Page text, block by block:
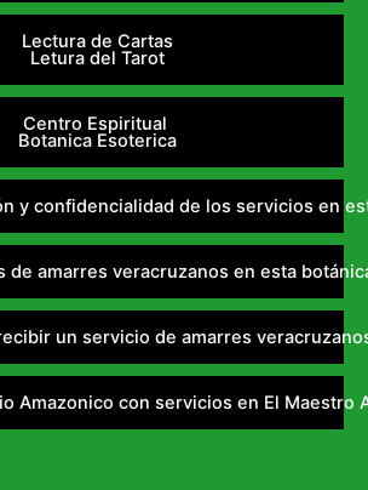
Lectura de Cartas
Letura del Tarot
Centro Espiritual
Botanica Esoterica
y confidencialidad de los servicios en
de amarres veracruzanos en esta
un servicio de amarres
con servicios en El Maestro